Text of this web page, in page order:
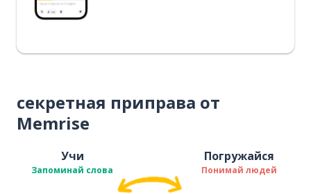
секретная приправа от
Memrise
Учи
Запоминай слова
Погружайся
Понимай людей